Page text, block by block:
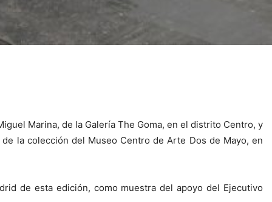
Marina, de la Galería The Goma, en el distrito Centro, y
la colección del Museo Centro de Arte Dos de Mayo, en
de esta edición, como muestra del apoyo del Ejecutivo